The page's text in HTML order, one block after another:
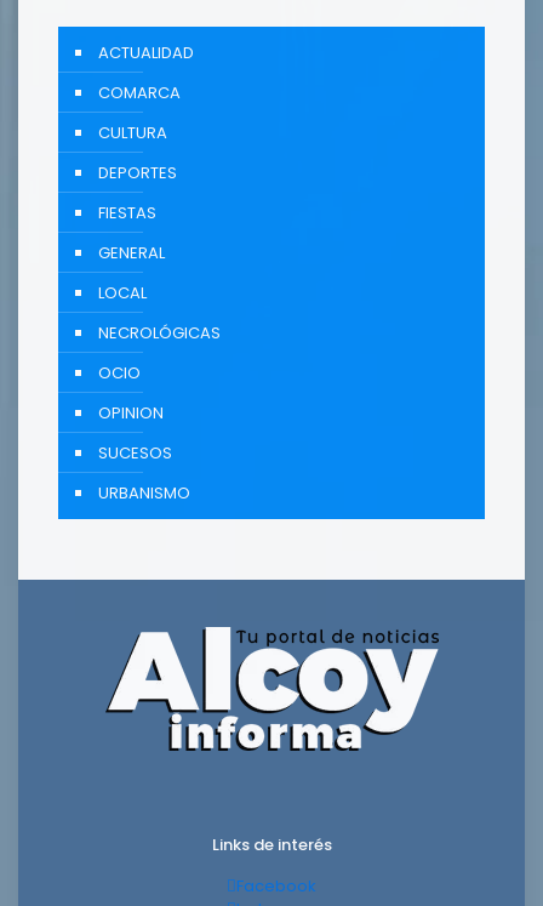
ACTUALIDAD
COMARCA
CULTURA
DEPORTES
FIESTAS
GENERAL
LOCAL
NECROLÓGICAS
OCIO
OPINION
SUCESOS
URBANISMO
Links de interés
Facebook